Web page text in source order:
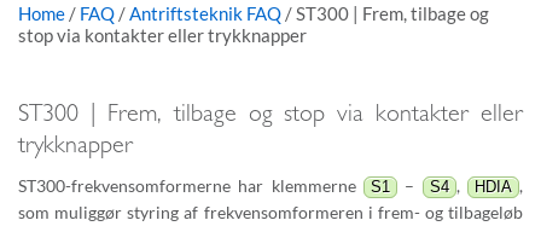
Home / FAQ / Antriftsteknik FAQ / ST300 | Frem, tilbage og
stop via kontakter eller trykknapper
ST300 | Frem, tilbage og stop via kontakter eller
trykknapper
ST300-frekvensomformerne har klemmerne S1 – S4 , HDIA ,
som muliggør styring af frekvensomformeren i frem- og tilbageløb